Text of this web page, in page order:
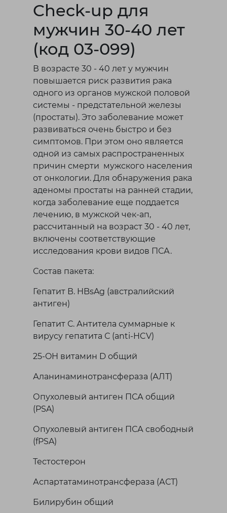
Check-up для
мужчин 30-40 лет
(код 03-099)
В возрасте 30 - 40 лет у мужчин
повышается риск развития рака
одного из органов мужской половой
системы - предстательной железы
(простаты). Это заболевание может
развиваться очень быстро и без
симптомов. При этом оно является
одной из самых распространенных
причин смерти мужского населения
от онкологии. Для обнаружения рака
аденомы простаты на ранней стадии,
когда заболевание еще поддается
лечению, в мужской чек-ап,
рассчитанный на возраст 30 - 40 лет,
включены соответствующие
исследования крови видов ПСА.
Состав пакета:
Гепатит В. HBsAg (австралийский
антиген)
Гепатит С. Антитела суммарные к
вирусу гепатита С (anti-HCV)
25-OH витамин D общий
Аланинаминотрансфераза (АЛТ)
Опухолевый антиген ПСА общий
(PSA)
Опухолевый антиген ПСА свободный
(fPSA)
Тестостерон
Аспартатаминотрансфераза (АСТ)
Билирубин общий